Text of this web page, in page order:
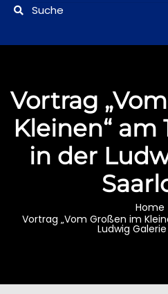
Vortrag
Kleinen“ am
in der
Home
Vortrag „Vom Großen im
Ludwig